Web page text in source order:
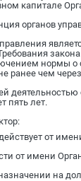
капитале
органов
нормы о
ранее чем
пять лет.
от
от имени
на